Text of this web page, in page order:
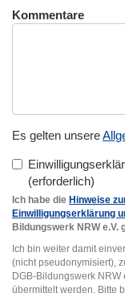
Kommentare
Es gelten unsere
Ich habe die Hinweise
Einwilligungserklärung
Bildungswerk NRW
Ich bin weiter damit
(nicht pseudonymisiert),
DGB-Bildungswerk
übermittelt werden. Bitte